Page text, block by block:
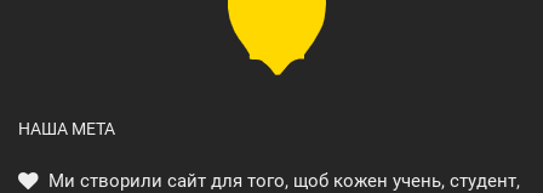
НАША МЕТА
Ми створили сайт для того, щоб кожен учень, студент,